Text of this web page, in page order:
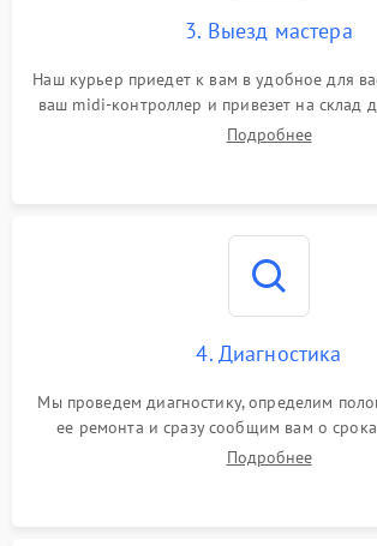
3. Выезд мастера
Наш курьер приедет к вам в удобное для
ваш midi-контроллер и привезет на склад
Подробнее
4. Диагностика
Мы проведем диагностику, определим
ее ремонта и сразу сообщим вам о
Подробнее